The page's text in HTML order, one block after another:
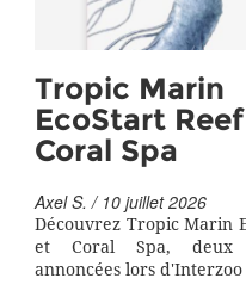
Tropic Marin
EcoStart
Coral Spa
Axel S. / 10 juillet 2026
Découvrez Tropic Marin
et Coral Spa, deux
annoncées lors d'Interzoo